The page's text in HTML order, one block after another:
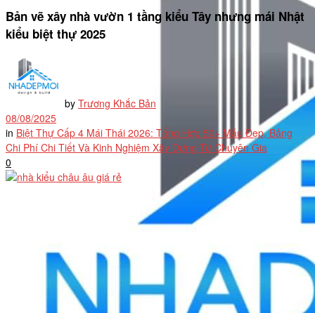
Bản vẽ xây nhà vườn 1 tầng kiểu Tây nhưng mái Nhật
kiểu biệt thự 2025
by Trương Khắc Bản
08/08/2025
in Biệt Thự Cấp 4 Mái Thái 2026: Tổng Hợp 50+ Mẫu Đẹp, Bảng
Chi Phí Chi Tiết Và Kinh Nghiệm Xây Dựng Từ Chuyên Gia
0